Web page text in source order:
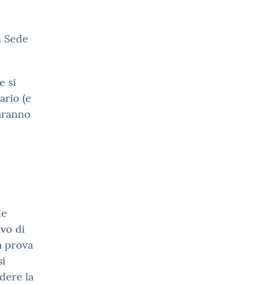
Sede
si
(e
di
prova
la